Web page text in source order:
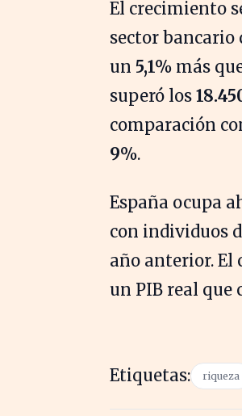
El crecimiento
sector bancario
un 5,1% más
superó los
comparación
9%.
España ocupa
con individuos
año anterior. El
un PIB real que
Etiquetas: riqueza